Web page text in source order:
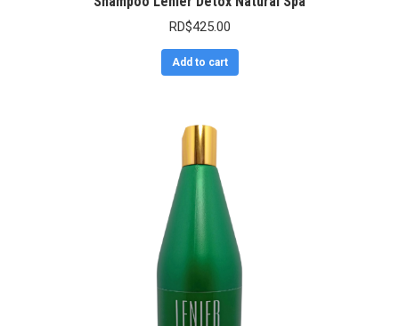
RD$425.00
Add to cart